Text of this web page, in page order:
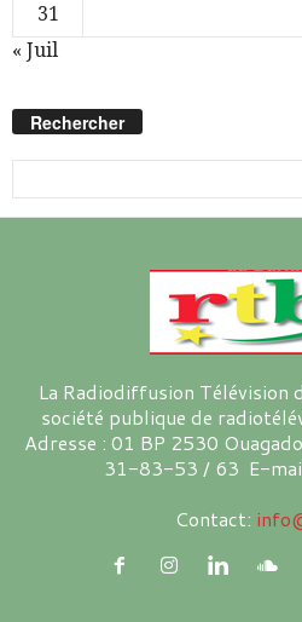
31
« Juil
Rechercher
La Radiodiffusion Télévision
société publique de
Adresse : 01 BP 2530
31-83-53 / 63 E-
Contact: